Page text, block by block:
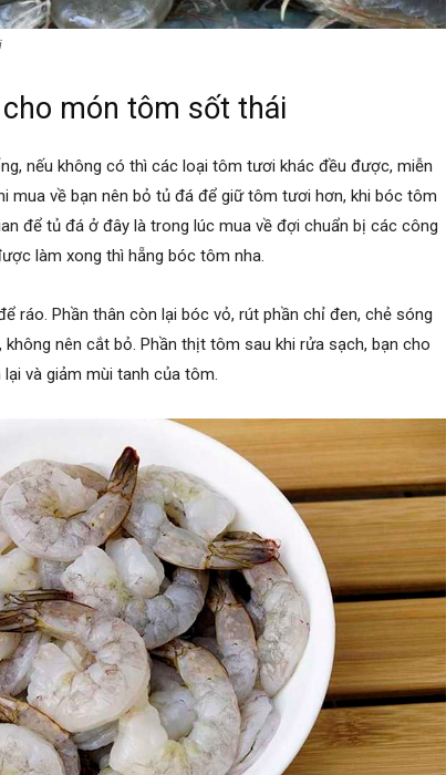
món tôm sốt thái
nếu không có thì các loại tôm tươi khác đều được, miễn
về bạn nên bỏ tủ đá để giữ tôm tươi hơn, khi bóc tôm
để tủ đá ở đây là trong lúc mua về đợi chuẩn bị các công
làm xong thì hẵng bóc tôm nha.
ráo. Phần thân còn lại bóc vỏ, rút phần chỉ đen, chẻ sóng
nên cắt bỏ. Phần thịt tôm sau khi rửa sạch, bạn cho
và giảm mùi tanh của tôm.